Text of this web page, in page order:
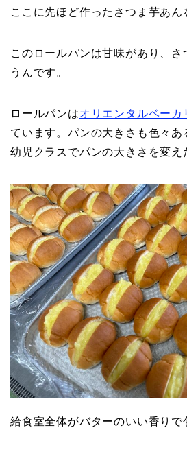
ここに先ほど作ったさつま芋あん
このロールパンは甘味があり、さ
うんです。
ロールパンはオリエンタルベーカ
ています。パンの大きさも色々あ
幼児クラスでパンの大きさを変え
給食室全体がバターのいい香りで